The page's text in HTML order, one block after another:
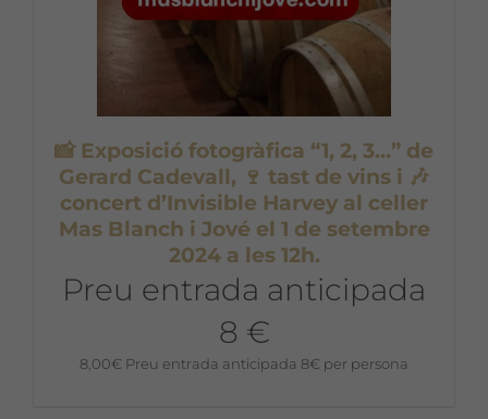
📸 Exposició fotogràfica “1, 2, 3…” de
Gerard Cadevall, 🍷 tast de vins i 🎶
concert d’Invisible Harvey al celler
Mas Blanch i Jové el 1 de setembre
2024 a les 12h.
Preu entrada anticipada
8 €
8,00€ Preu entrada anticipada 8€ per persona